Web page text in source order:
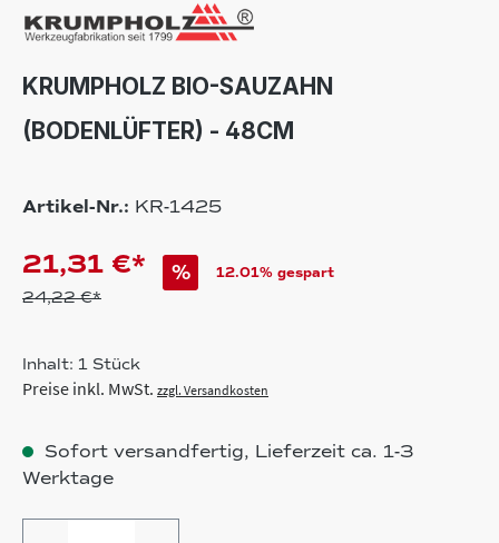
KRUMPHOLZ BIO-SAUZAHN
(BODENLÜFTER) - 48CM
Artikel-Nr.: KR-1425
21,31 €*
24,22 €*
% 12.01% gespart
Inhalt: 1 Stück
Preise inkl. MwSt. zzgl. Versandkosten
Sofort versandfertig, Lieferzeit ca. 1-3
Werktage